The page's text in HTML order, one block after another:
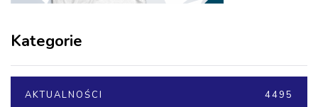
Kategorie
AKTUALNOŚCI 4495